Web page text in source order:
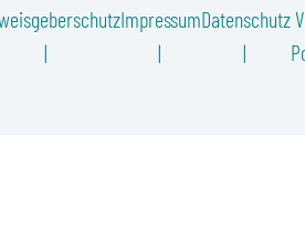
ImpressumDatenschutz